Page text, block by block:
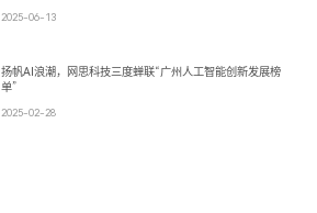
2025-06-13
扬帆AI浪潮，网思科技三度蝉联“广州人工智能创新发展榜
单”
2025-02-28